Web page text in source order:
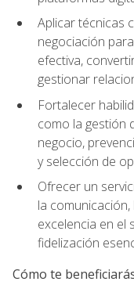
Aplicar técnicas
negociación
efectiva,
gestionar
Fortalecer
como la gestión
negocio,
y selección de
Ofrecer un
la
excelencia en el
fidelización
Cómo te